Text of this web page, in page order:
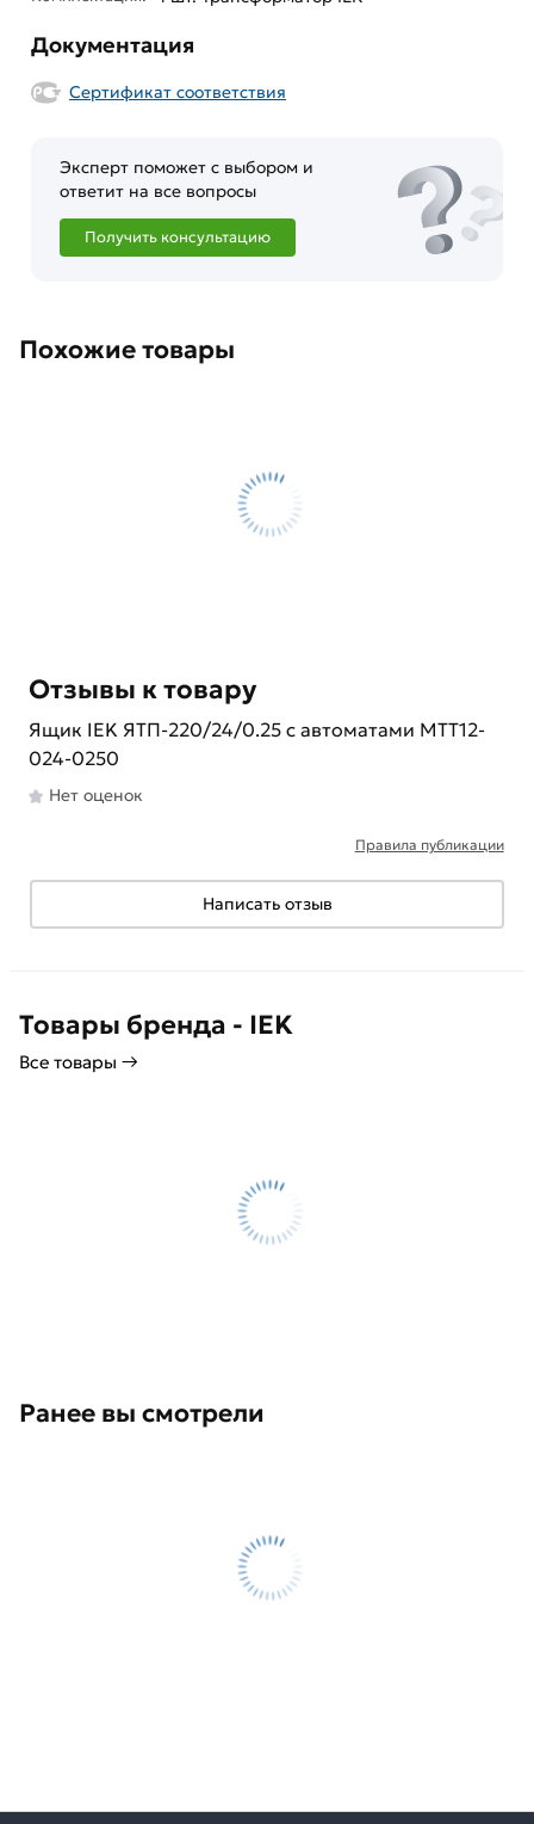
Документация
Сертификат соответствия
Эксперт поможет с выбором и
ответит на все вопросы
Получить консультацию
Похожие товары
Отзывы к товару
Ящик IEK ЯТП-220/24/0.25 с автоматами MTT12-
024-0250
Нет оценок
Правила публикации
Написать отзыв
Товары бренда - IEK
Все товары →
Ранее вы смотрели